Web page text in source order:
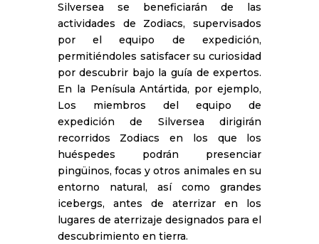
Silversea se beneficiarán de las
actividades de Zodiacs, supervisados
por el equipo de expedición,
permitiéndoles satisfacer su curiosidad
por descubrir bajo la guía de expertos.
En la Penísula Antártida, por ejemplo,
Los miembros del equipo de
expedición de Silversea dirigirán
recorridos Zodiacs en los que los
huéspedes podrán presenciar
pingüinos, focas y otros animales en su
entorno natural, así como grandes
icebergs, antes de aterrizar en los
lugares de aterrizaje designados para el
descubrimiento en tierra.